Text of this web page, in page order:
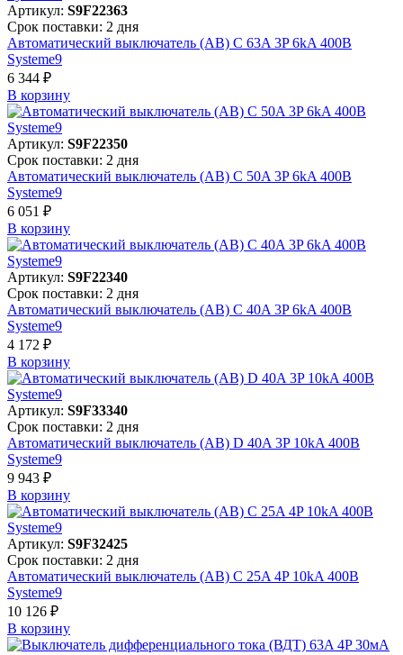
Артикул: S9F22363
Срок поставки: 2 дня
Автоматический выключатель (АВ) C 63A 3P 6kA 400В
Systeme9
6 344 ₽
В корзинy
Артикул: S9F22350
Срок поставки: 2 дня
Автоматический выключатель (АВ) C 50A 3P 6kA 400В
Systeme9
6 051 ₽
В корзинy
Артикул: S9F22340
Срок поставки: 2 дня
Автоматический выключатель (АВ) C 40A 3P 6kA 400В
Systeme9
4 172 ₽
В корзинy
Артикул: S9F33340
Срок поставки: 2 дня
Автоматический выключатель (АВ) D 40A 3P 10kA 400В
Systeme9
9 943 ₽
В корзинy
Артикул: S9F32425
Срок поставки: 2 дня
Автоматический выключатель (АВ) C 25A 4P 10kA 400В
Systeme9
10 126 ₽
В корзинy